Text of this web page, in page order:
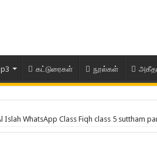
கட்டுரைகள் நூல்கள்
Islah WhatsApp Class Fiqh class 5 suttham